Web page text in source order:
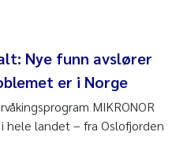
Nye funn avslører
er i Norge
MIKRONOR
hele landet – fra Oslofjorden